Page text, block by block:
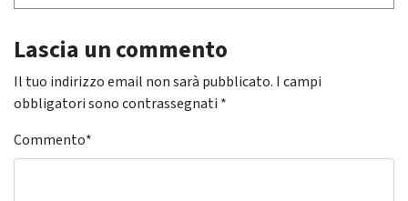
Lascia un commento
Il tuo indirizzo email non sarà pubblicato. I campi
obbligatori sono contrassegnati *
Commento*